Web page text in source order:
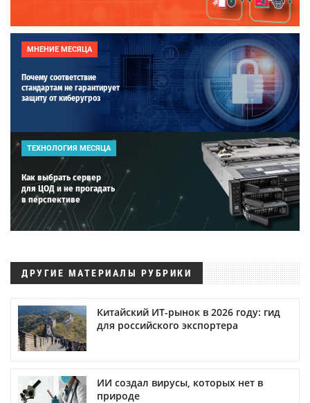
МНЕНИЕ МЕСЯЦА
Почему соответствие
стандартам не гарантирует
защиту от киберугроз
ТЕХНОЛОГИЯ МЕСЯЦА
Как выбрать сервер
для ЦОД и не прогадать
в перспективе
ДРУГИЕ МАТЕРИАЛЫ РУБРИКИ
Китайский ИТ-рынок в 2026 году: гид
для российского экспортера
ИИ создал вирусы, которых нет в
природе